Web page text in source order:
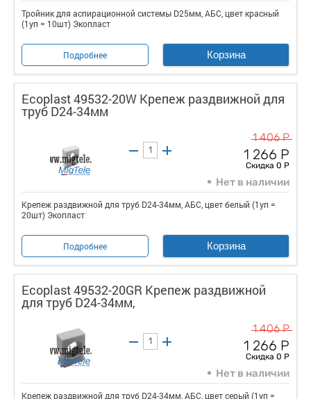
Тройник для аспирационной системы D25мм, АБС, цвет красный
(1уп = 10шт) Экопласт
Подробнее Корзина
Ecoplast 49532-20W Крепеж раздвижной для
труб D24-34мм
1 406 Р
1 266 Р
Скидка 0 Р
Нет в наличии
Крепеж раздвижной для труб D24-34мм, АБС, цвет белый (1уп =
20шт) Экопласт
Подробнее Корзина
Ecoplast 49532-20GR Крепеж раздвижной
для труб D24-34мм,
1 406 Р
1 266 Р
Скидка 0 Р
Нет в наличии
Крепеж раздвижной для труб D24-34мм, АБС, цвет серый (1уп =